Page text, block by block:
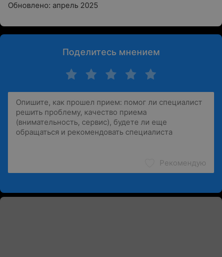
Обновлено: апрель 2025
Поделитесь мнением
Рекомендую